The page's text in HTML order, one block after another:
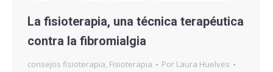
La fisioterapia, una técnica terapéutica
contra la fibromialgia
consejos fisioterapia, Fisioterapia Por Laura Huelves